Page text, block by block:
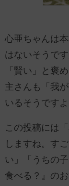
心亜ちゃんは
はないそうで
「賢い」と褒
主さんも「我
いるそうですよ
この投稿には
しますね。す
い」「うちの
食べる？』の